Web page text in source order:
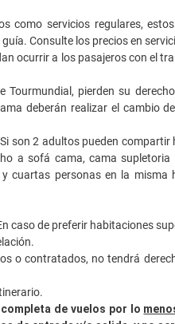
servicios regulares,
Consulte los precios en
ocurrir a los pasajeros con el
pierden su
deberán realizar el cambio
2 adultos pueden compartir
a sofá cama, cama
personas en la misma
de preferir habitaciones
o contratados, no tendrá
de vuelos por lo